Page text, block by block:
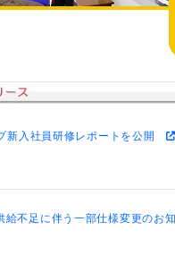
新入社員研修レポートを公開
給不足に伴う一部仕様変更のお